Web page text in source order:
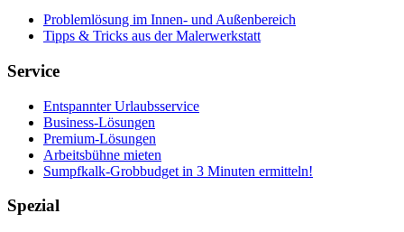
Problemlösung im Innen- und Außenbereich
Tipps & Tricks aus der Malerwerkstatt
Service
Entspannter Urlaubsservice
Business-Lösungen
Premium-Lösungen
Arbeitsbühne mieten
Sumpfkalk-Grobbudget in 3 Minuten ermitteln!
Spezial